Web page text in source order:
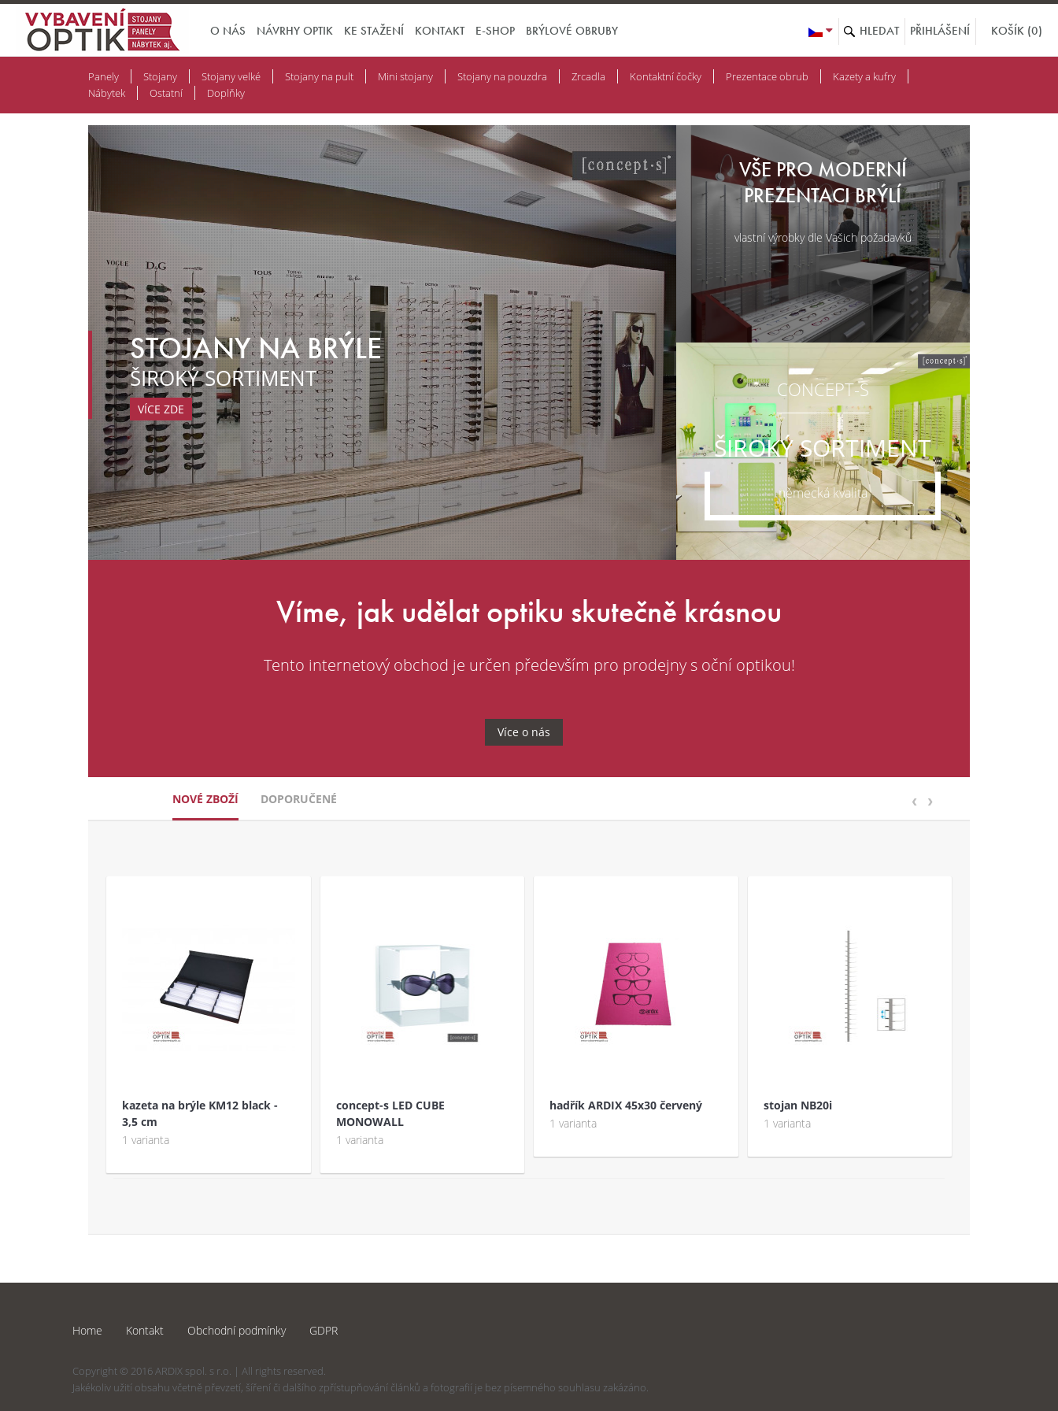
O NÁS NÁVRHY OPTIK KE STAŽENÍ KONTAKT E-SHOP BRÝLOVÉ OBRUBY KOŠÍK (0)
PŘIHLÁŠENÍ
Panely Stojany Stojany velké Stojany na pult Mini stojany Stojany na pouzdra Zrcadla Kontaktní čočky Prezentace obrub
Kazety a kufry
Nábytek
Ostatní Doplňky
STOJANY NA BRÝLE
ŠIROKÝ SORTIMENT
VÍCE ZDE
VŠE PRO MODERNÍ
PREZENTACI BRÝLÍ
vlastní výrobky dle Vašich požadavků
CONCEPT-S
ŠIROKÝ SORTIMENT
německá kvalita
Víme, jak udělat optiku skutečně krásnou
Tento internetový obchod je určen především pro prodejny s oční optikou!
Více o nás
NOVÉ ZBOŽÍ DOPORUČENÉ
kazeta na brýle KM12 black -
3,5 cm
1 varianta
concept-s LED CUBE
MONOWALL
1 varianta
hadřík ARDIX 45x30 červený
1 varianta
stojan NB20i
1 varianta
Home Kontakt Obchodní podmínky GDPR
Copyright © 2016 ARDIX spol. s r.o. | All rights reserved.
Jakékoliv užití obsahu včetně převzetí, šíření či dalšího zpřístupňování článků a fotografií je bez písemného souhlasu zakázáno.